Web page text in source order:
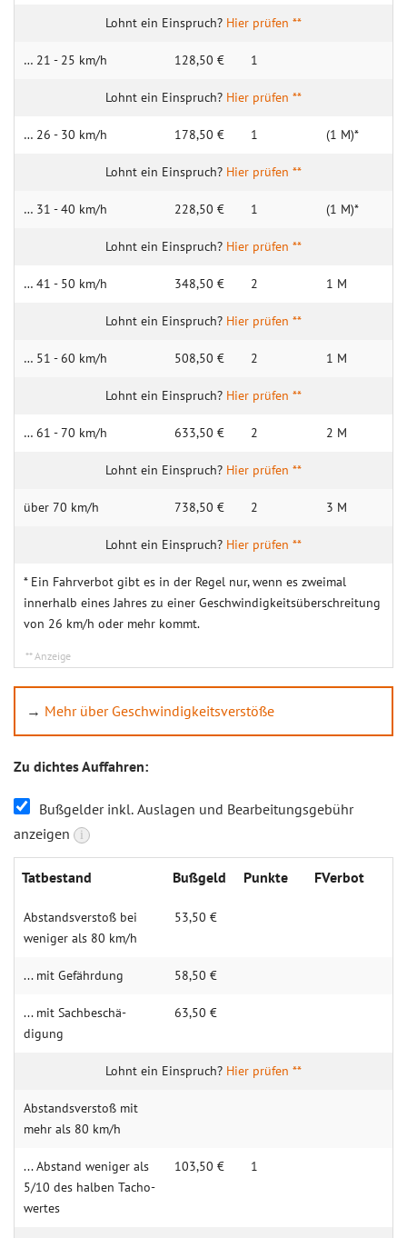
Hier prüfen **
… 21 - 25 km/h 128,50 € 1
Hier prüfen **
… 26 - 30 km/h 178,50 € 1 (1 M)*
Hier prüfen **
… 31 - 40 km/h 228,50 € 1 (1 M)*
Hier prüfen **
… 41 - 50 km/h 348,50 € 2 1 M
Hier prüfen **
… 51 - 60 km/h 508,50 € 2 1 M
Hier prüfen **
… 61 - 70 km/h 633,50 € 2 2 M
Hier prüfen **
über 70 km/h 738,50 € 2 3 M
Hier prüfen **
* Ein Fahrverbot gibt es in der Regel nur, wenn es zweimal
innerhalb eines Jahres zu einer Geschwindigkeitsüberschreitung
von 26 km/h oder mehr kommt.
→ Mehr über Geschwindigkeitsverstöße
Zu dichtes Auffahren:
Bußgelder inkl. Auslagen und Bearbeitungsgebühr
anzeigen
i
Tatbe­stand Buß­geld Punk­te FVer­bot
Abstands­verstoß bei
weniger als 80 km/h
53,50 €
... mit Gefähr­dung 58,50 €
... mit Sach­beschä­
digung
63,50 €
Hier prüfen **
Abstands­verstoß mit
mehr als 80 km/h
... Abstand weniger als
5/10 des halben Tacho­
wertes
103,50 € 1